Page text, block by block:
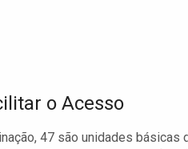
o Acesso
47 são unidades